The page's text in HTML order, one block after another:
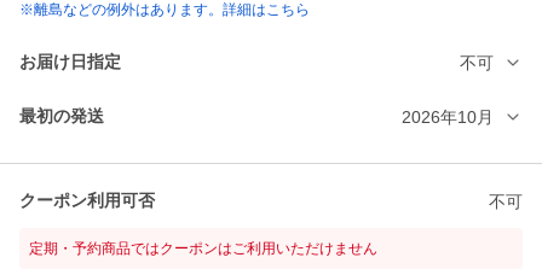
※離島などの例外はあります。詳細はこちら
お届け日指定 不可
最初の発送 2026年10月
クーポン利用可否 不可
定期・予約商品ではクーポンはご利用いただけません